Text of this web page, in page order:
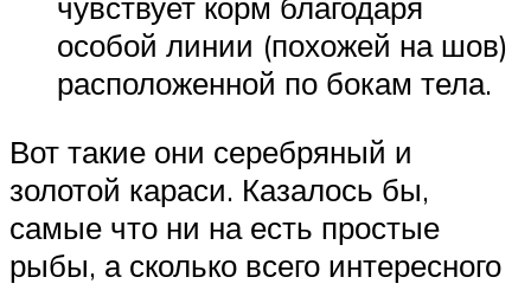
особой линии (похожей на шов)
расположенной по бокам тела.
Вот такие они серебряный и
золотой караси. Казалось бы,
самые что ни на есть простые
рыбы, а сколько всего интересного